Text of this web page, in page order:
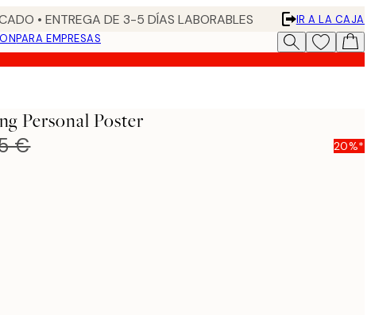
• ENTREGA DE 3-5 DÍAS LABORABLES
IR A LA CAJA
PARA EMPRESAS
Personal Poster
€ 20%*